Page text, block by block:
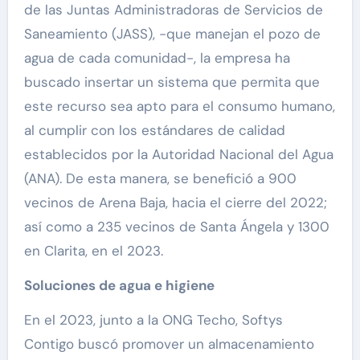
de las Juntas Administradoras de Servicios de
Saneamiento (JASS), -que manejan el pozo de
agua de cada comunidad-, la empresa ha
buscado insertar un sistema que permita que
este recurso sea apto para el consumo humano,
al cumplir con los estándares de calidad
establecidos por la Autoridad Nacional del Agua
(ANA). De esta manera, se benefició a 900
vecinos de Arena Baja, hacia el cierre del 2022;
así como a 235 vecinos de Santa Ángela y 1300
en Clarita, en el 2023.
Soluciones de agua e higiene
En el 2023, junto a la ONG Techo, Softys
Contigo buscó promover un almacenamiento